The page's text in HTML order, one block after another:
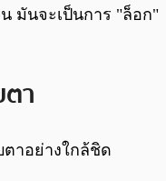
มันจะเป็นการ "ล็อก"
า
ตาอย่างใกล้ชิด